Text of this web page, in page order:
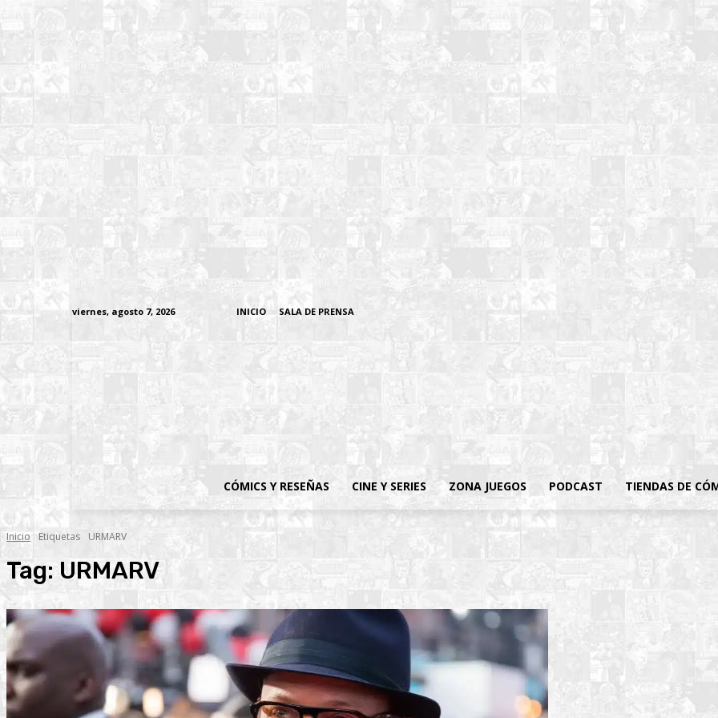
viernes, agosto 7, 2026 INICIO SALA DE PRENSA
CÓMICS Y RESEÑAS CINE Y SERIES ZONA JUEGOS PODCAST TIENDAS DE
Inicio Etiquetas URMARV
Tag: URMARV